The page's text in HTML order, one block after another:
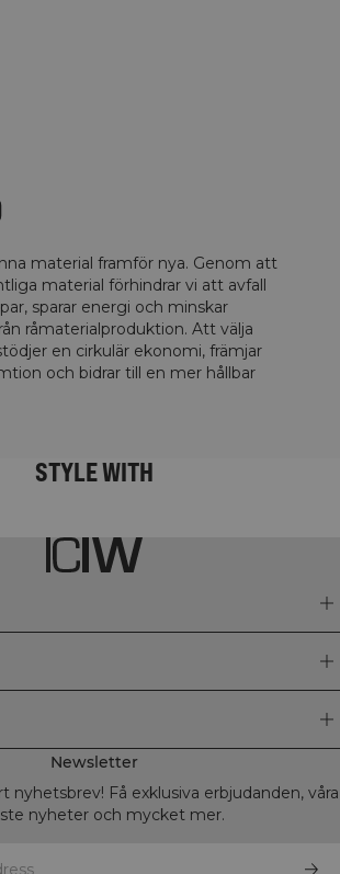
material framför nya. Genom att
material förhindrar vi att avfall
sparar energi och minskar
råmaterialproduktion. Att välja
en cirkulär ekonomi, främjar
och bidrar till en mer hållbar
STYLE WITH
Newsletter
nyhetsbrev! Få exklusiva erbjudanden, våra
nyheter och mycket mer.